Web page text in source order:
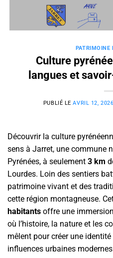
contenu
PATRIMOINE
Culture
langues et
PUBLIÉ LEAVRIL 12, 2026
Découvrir la culture
sens à Jarret, une commune
Pyrénées, à seulement 3 km
Lourdes. Loin des sentiers
patrimoine vivant et des
cette région montagneuse.
habitants offre une
où l’histoire, la nature et les
mêlent pour créer une
influences urbaines